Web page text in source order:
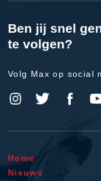
Ben jij snel
te volgen?
Volg Max op social
Home
Nieuws